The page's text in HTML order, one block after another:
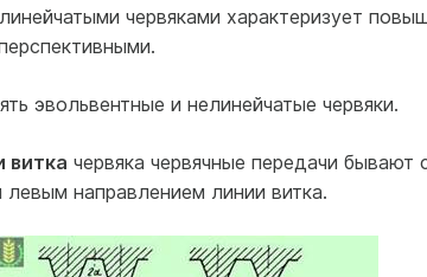
червяками характеризует
эвольвентные и нелинейчатые червяки.
витка червяка червячные передачи бывают
левым направлением линии витка.